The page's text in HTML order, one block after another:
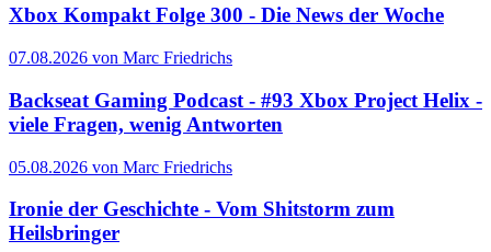
Xbox Kompakt Folge 300 - Die News der Woche
07.08.2026 von Marc Friedrichs
Backseat Gaming Podcast - #93 Xbox Project Helix -
viele Fragen, wenig Antworten
05.08.2026 von Marc Friedrichs
Ironie der Geschichte - Vom Shitstorm zum
Heilsbringer